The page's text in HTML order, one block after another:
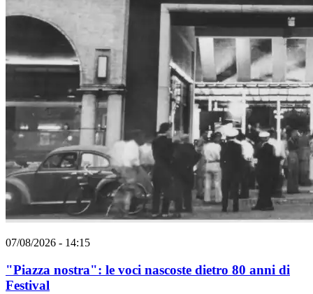
07/08/2026 - 14:15
"Piazza nostra": le voci nascoste dietro 80 anni di
Festival